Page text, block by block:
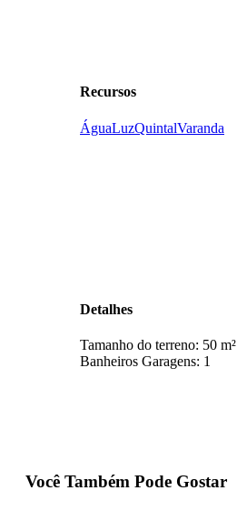
Recursos
ÁguaLuzQuintalVaranda
Detalhes
Tamanho do terreno: 50 m²
Banheiros Garagens: 1
Você Também Pode Gostar